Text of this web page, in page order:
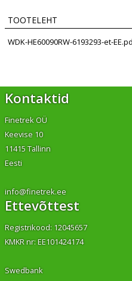
TOOTELEHT
WDK-HE60090RW-6193293-et-
Kontaktid
Finetrek OÜ
Keevise 10
11415 Tallinn
Eesti
info@finetrek.ee
Ettevõttest
Registrikood: 12045657
KMKR nr: EE101424174
Swedbank